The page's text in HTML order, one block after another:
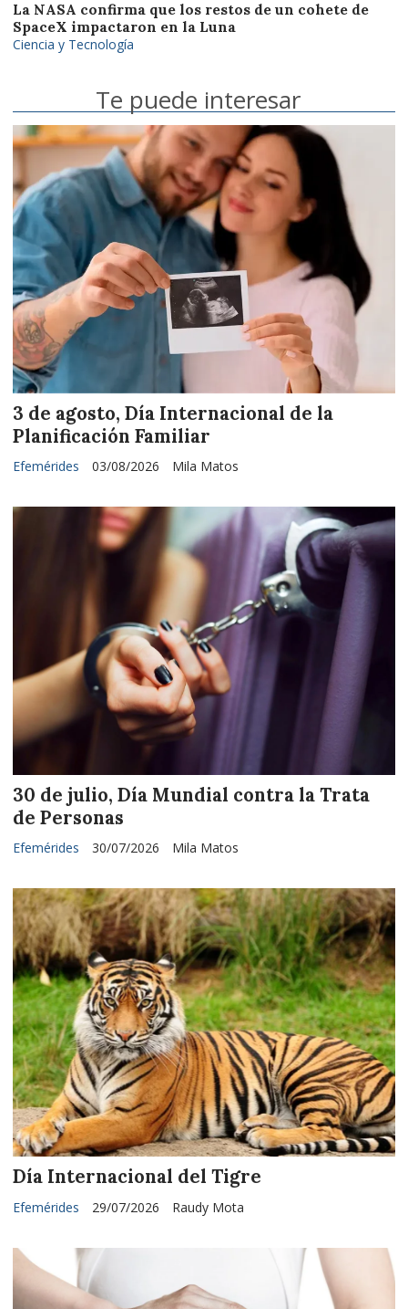
La NASA confirma que los restos de un cohete de
SpaceX impactaron en la Luna
Ciencia y Tecnología
Te puede interesar
3 de agosto, Día Internacional de la
Planificación Familiar
Mila Matos
Efemérides 03/08/2026
30 de julio, Día Mundial contra la Trata
de Personas
Mila Matos
Efemérides 30/07/2026
Día Internacional del Tigre
Raudy Mota
Efemérides 29/07/2026